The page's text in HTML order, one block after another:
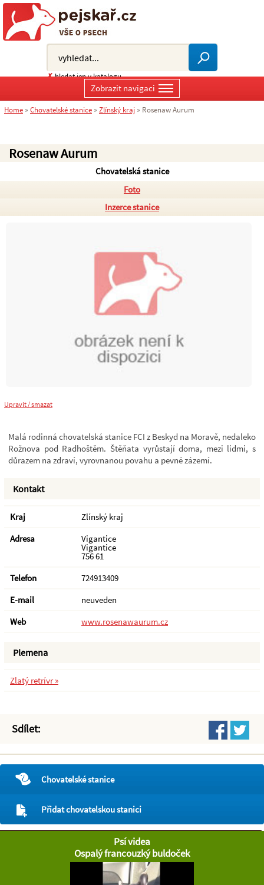
Rosenaw Aurum
Chovatelská stanice
Foto
Inzerce stanice
Upravit / smazat
Malá rodinná chovatelská stanice FCI z Beskyd na Moravě, nedaleko
Rožnova pod Radhoštěm. Štěňata vyrůstají doma, mezi lidmi, s
důrazem na zdraví, vyrovnanou povahu a pevné zázemí.
Kontakt
Kraj
Zlínský kraj
Adresa
Vigantice
Vigantice
756 61
Telefon
724913409
E-mail
neuveden
Web
www.rosenawaurum.cz
Plemena
Zlatý retrívr »
Sdílet:
Chovatelské stanice
Přidat chovatelskou stanici
Psí videa
Ospalý francouzký buldoček
✗hledat jen v katalogu
Zobrazit navigaci
Home » Chovatelské stanice » Zlínský kraj » Rosenaw Aurum